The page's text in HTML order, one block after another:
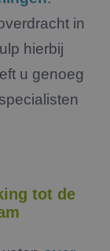
in
hierbij
u genoeg
tot de